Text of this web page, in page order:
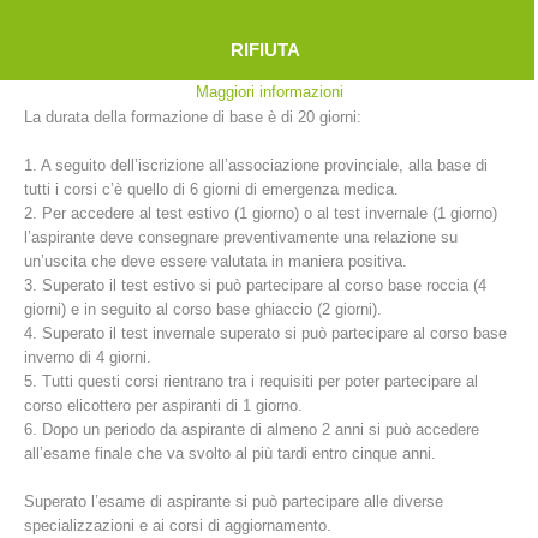
Stazioni del soccorso alpino
pieno titolo ha una durata di due anni e prevede un programma molto
La durata della formazione di base è di 20 giorni:
1. A seguito dell’iscrizione all’associazione provinciale, alla base di
tutti i corsi c’è quello di 6 giorni di emergenza medica.
2. Per accedere al test estivo (1 giorno) o al test invernale (1 giorno)
l’aspirante deve consegnare preventivamente una relazione su
un’uscita che deve essere valutata in maniera positiva.
3. Superato il test estivo si può partecipare al corso base roccia (4
giorni) e in seguito al corso base ghiaccio (2 giorni).
4. Superato il test invernale superato si può partecipare al corso base
inverno di 4 giorni.
5. Tutti questi corsi rientrano tra i requisiti per poter partecipare al
corso elicottero per aspiranti di 1 giorno.
6. Dopo un periodo da aspirante di almeno 2 anni si può accedere
all’esame finale che va svolto al più tardi entro cinque anni.
Superato l’esame di aspirante si può partecipare alle diverse
specializzazioni e ai corsi di aggiornamento.
RIFIUTA
Maggiori informazioni